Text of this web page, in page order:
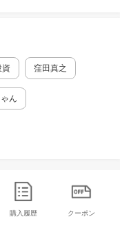
資 窪田真之
ん
購入履歴 クーポン